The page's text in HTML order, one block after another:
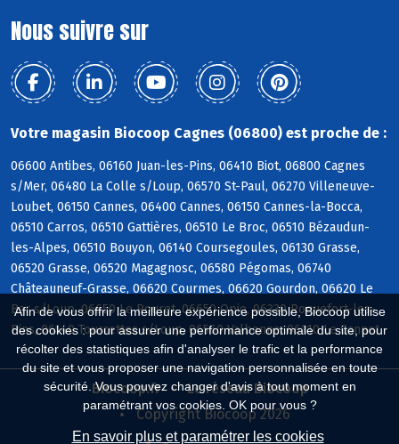
Afin de vous offrir la meilleure expérience possible, Biocoop utilise
des cookies : pour assurer une performance optimale du site, pour
récolter des statistiques afin d'analyser le trafic et la performance
du site et vous proposer une navigation personnalisée en toute
sécurité. Vous pouvez changer d'avis à tout moment en
paramétrant vos cookies. OK pour vous ?
En savoir plus et paramétrer les cookies
Nous suivre sur
Votre magasin Biocoop Cagnes (06800) est proche de :
06600 Antibes, 06160 Juan-les-Pins, 06410 Biot, 06800 Cagnes
s/Mer, 06480 La Colle s/Loup, 06570 St-Paul, 06270 Villeneuve-
Loubet, 06150 Cannes, 06400 Cannes, 06150 Cannes-la-Bocca,
06510 Carros, 06510 Gattières, 06510 Le Broc, 06510 Bézaudun-
les-Alpes, 06510 Bouyon, 06140 Coursegoules, 06130 Grasse,
06520 Grasse, 06520 Magagnosc, 06580 Pégomas, 06740
Châteauneuf-Grasse, 06620 Courmes, 06620 Gourdon, 06620 Le
Bar s/Loup, 06650 Le Rouret, 06650 Opio, 06330 Roquefort-les-
Pins, 06140 Tourrettes s/Loup, 06560 Valbonne, 06110 Le Cannet
Biocoop.fr
Le réseau Biocoop
Copyright Biocoop 2026